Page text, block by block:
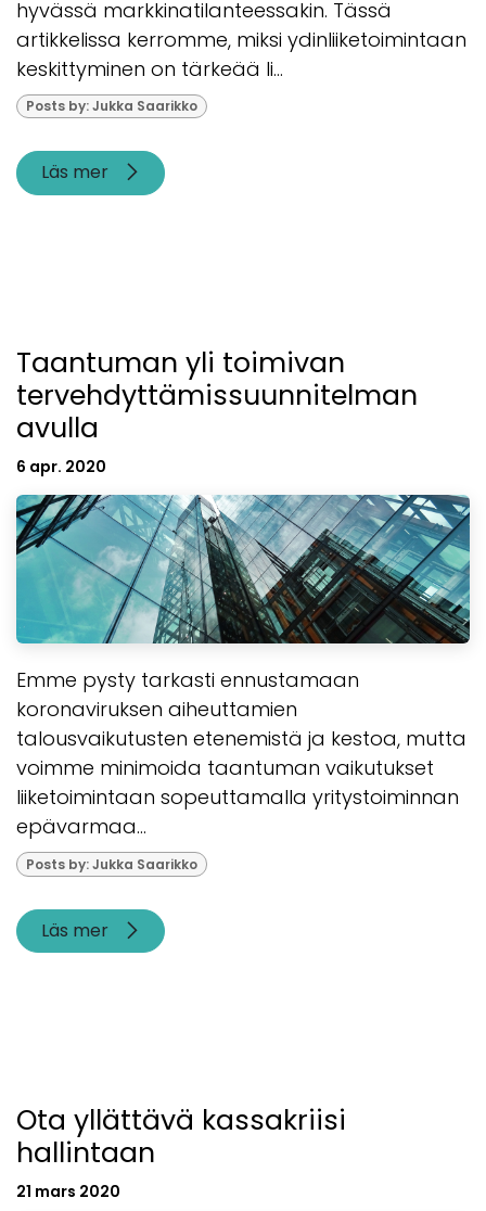
hyvässä markkinatilanteessakin. Tässä
artikkelissa kerromme, miksi ydinliiketoimintaan
keskittyminen on tärkeää li...
Posts by: Jukka Saarikko
Läs mer
Taantuman yli toimivan
tervehdyttämissuunnitelman
avulla
6 apr. 2020
Emme pysty tarkasti ennustamaan
koronaviruksen aiheuttamien
talousvaikutusten etenemistä ja kestoa, mutta
voimme minimoida taantuman vaikutukset
liiketoimintaan sopeuttamalla yritystoiminnan
epävarmaa...
Posts by: Jukka Saarikko
Läs mer
Ota yllättävä kassakriisi
hallintaan
21 mars 2020